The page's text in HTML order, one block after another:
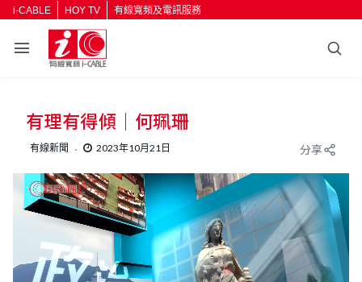
i-CABLE HOY TV 有線寬頻及電訊服務
有理有得傾｜何珮珊
有線新聞 2023年10月21日 分享